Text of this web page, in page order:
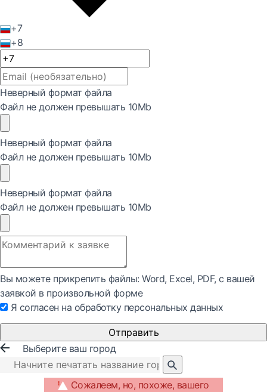
+7
+8
Неверный формат файла
Файл не должен превышать 10Mb
Неверный формат файла
Файл не должен превышать 10Mb
Неверный формат файла
Файл не должен превышать 10Mb
Вы можете прикрепить файлы: Word, Exсel, PDF, с вашей
заявкой в произвольной форме
Я согласен на обработку персональных данных
Отправить
Выберите ваш город
Сожалеем, но, похоже, вашего